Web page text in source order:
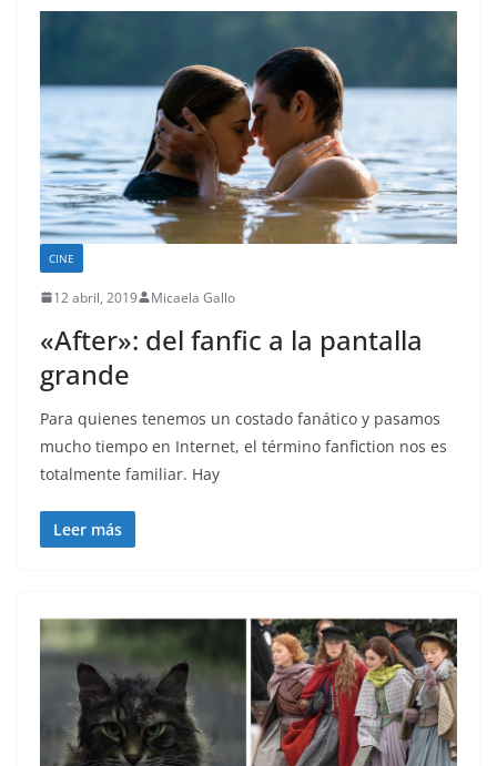
CINE
12 abril, 2019 Micaela Gallo
«After»: del fanfic a la pantalla
grande
Para quienes tenemos un costado fanático y pasamos
mucho tiempo en Internet, el término fanfiction nos es
totalmente familiar. Hay
Leer más